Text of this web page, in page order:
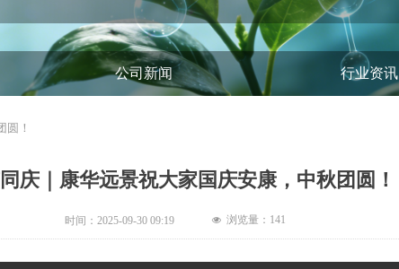
庆｜康华远景祝大家国庆安康，中秋团圆！
时间： 2025-09-30 09:19 넶 浏览量： 141
公司新闻 行业资讯
！